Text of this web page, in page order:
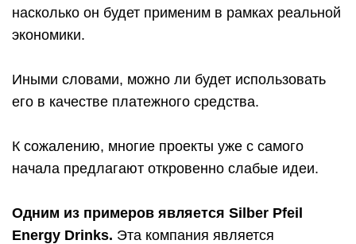
насколько он будет применим в рамках реальной
экономики.
Иными словами, можно ли будет использовать
его в качестве платежного средства.
К сожалению, многие проекты уже с самого
начала предлагают откровенно слабые идеи.
Одним из примеров является Silber Pfeil
Energy Drinks. Эта компания является